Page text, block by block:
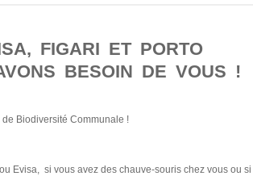
FIGARI ET PORTO
BESOIN DE VOUS !
Biodiversité Communale !
Evisa, si vous avez des chauve-souris chez vous ou si